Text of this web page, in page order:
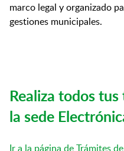
marco legal y organizado
gestiones municipales.
Realiza todos
la sede
Ir a la página de Trámites